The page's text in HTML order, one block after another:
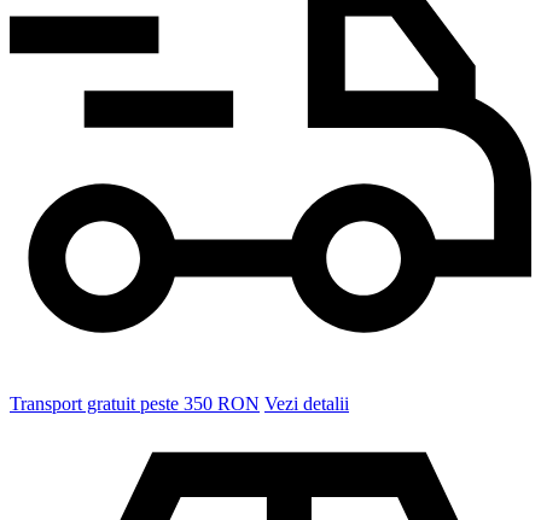
Transport gratuit peste 350 RON Vezi detalii